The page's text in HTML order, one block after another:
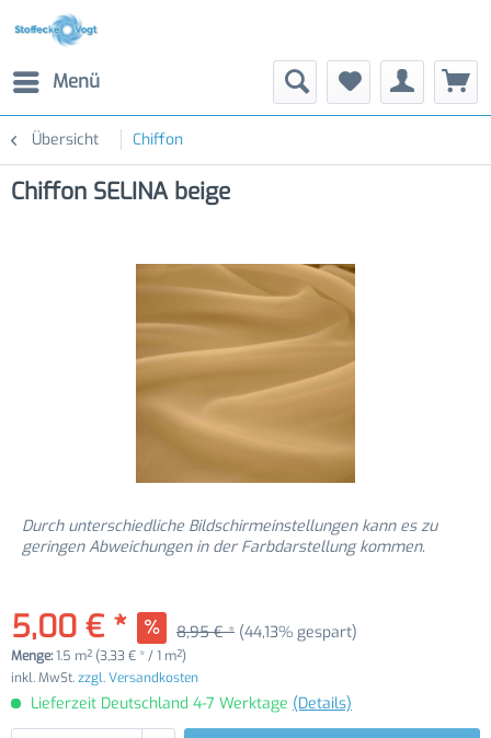
Menü
Übersicht Chiffon
Chiffon SELINA beige
Durch unterschiedliche Bildschirmeinstellungen kann es zu
geringen Abweichungen in der Farbdarstellung kommen.
5,00 € * 8,95 € * (44,13% gespart)
Menge:1.5 m² (3,33 € * / 1 m²)
inkl. MwSt.zzgl. Versandkosten
Lieferzeit Deutschland 4-7 Werktage (Details)